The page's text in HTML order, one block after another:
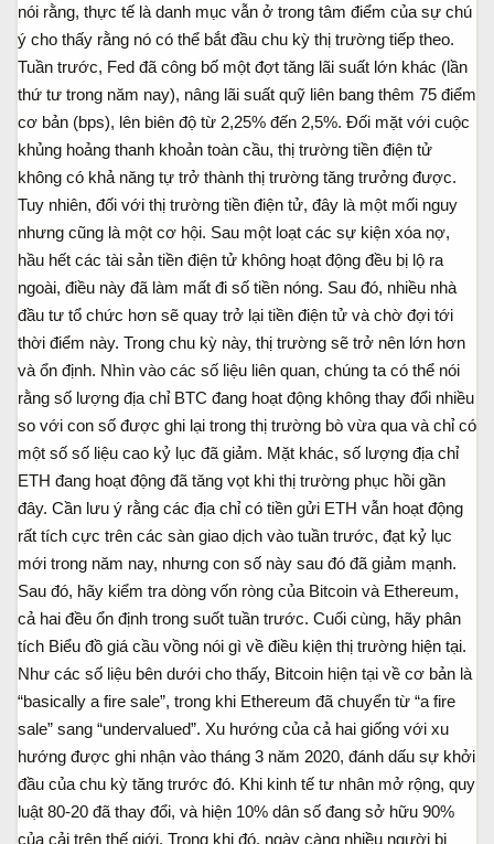
nói rằng, thực tế là danh mục vẫn ở trong tâm điểm của sự chú
ý cho thấy rằng nó có thể bắt đầu chu kỳ thị trường tiếp theo.
Tuần trước, Fed đã công bố một đợt tăng lãi suất lớn khác (lần
thứ tư trong năm nay), nâng lãi suất quỹ liên bang thêm 75 điểm
cơ bản (bps), lên biên độ từ 2,25% đến 2,5%. Đối mặt với cuộc
khủng hoảng thanh khoản toàn cầu, thị trường tiền điện tử
không có khả năng tự trở thành thị trường tăng trưởng được.
Tuy nhiên, đối với thị trường tiền điện tử, đây là một mối nguy
nhưng cũng là một cơ hội. Sau một loạt các sự kiện xóa nợ,
hầu hết các tài sản tiền điện tử không hoạt động đều bị lộ ra
ngoài, điều này đã làm mất đi số tiền nóng. Sau đó, nhiều nhà
đầu tư tổ chức hơn sẽ quay trở lại tiền điện tử và chờ đợi tới
thời điểm này. Trong chu kỳ này, thị trường sẽ trở nên lớn hơn
và ổn định. Nhìn vào các số liệu liên quan, chúng ta có thể nói
rằng số lượng địa chỉ BTC đang hoạt động không thay đổi nhiều
so với con số được ghi lại trong thị trường bò vừa qua và chỉ có
một số số liệu cao kỷ lục đã giảm. Mặt khác, số lượng địa chỉ
ETH đang hoạt động đã tăng vọt khi thị trường phục hồi gần
đây. Cần lưu ý rằng các địa chỉ có tiền gửi ETH vẫn hoạt động
rất tích cực trên các sàn giao dịch vào tuần trước, đạt kỷ lục
mới trong năm nay, nhưng con số này sau đó đã giảm mạnh.
Sau đó, hãy kiểm tra dòng vốn ròng của Bitcoin và Ethereum,
cả hai đều ổn định trong suốt tuần trước. Cuối cùng, hãy phân
tích Biểu đồ giá cầu vồng nói gì về điều kiện thị trường hiện tại.
Như các số liệu bên dưới cho thấy, Bitcoin hiện tại về cơ bản là
“basically a fire sale”, trong khi Ethereum đã chuyển từ “a fire
sale” sang “undervalued”. Xu hướng của cả hai giống với xu
hướng được ghi nhận vào tháng 3 năm 2020, đánh dấu sự khởi
đầu của chu kỳ tăng trước đó. Khi kinh tế tư nhân mở rộng, quy
luật 80-20 đã thay đổi, và hiện 10% dân số đang sở hữu 90%
của cải trên thế giới. Trong khi đó, ngày càng nhiều người bị